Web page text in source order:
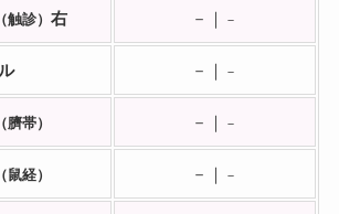
（触診）右 －｜ －
－｜ －
（臍帯） －｜ －
（鼠経） －｜ －